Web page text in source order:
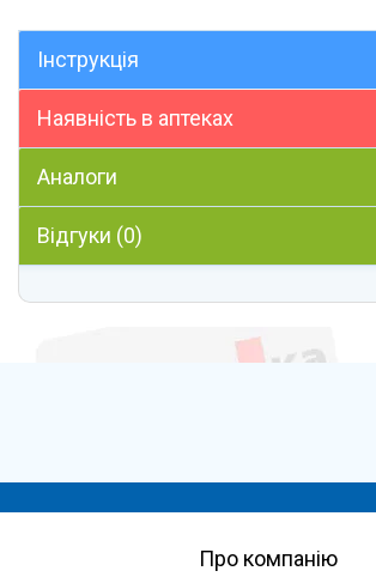
Інструкція
Наявність в аптеках
Аналоги
Відгуки (0)
Про компанію